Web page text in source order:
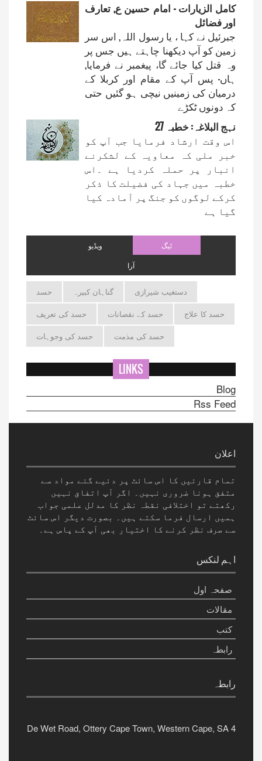
کامل الزیارات - امام حسین ع, تعارف
اور فضائل
جبرئیل نے کہا ، یا رسول اللہ, اس سر
زمین کو آپ دیکھنا چاہتے ہیں جس پر
وہ قتل کیا جائے گا، پیغمبر نے فرمایا,
ہاں- پس آپ کے مقام اور کربلا کے
درمیان کی زمینیں نیچی ہو گئیں حتی
کہ دونوں ٹکڑے
نہج البلاغہ: خطبہ 27
اس وقت ارشاد فرمایا جب آپ کو
خبر ملی کہ معاویہ کے لشکرنے
انبار پر حملہ کردیا ہے ۔اس
خطبہ میں جہاد کی فضیلت کا ذکر
کرکے لوگوں کو جنگ پر آمادہ کیا
گیا ہے
ٹیگ
ویڈیو
آرا
حسد گناہان کبیرہ
دستغیب شیرازی
حسد کی تعریف
حسد کے نقصانات
حسد کا علاج
حسد کی وجوہات
حسد کی مذمت
LINKS
Blog
Rss Feed
اعلان
تمام قارئیں کا اس سائٹ پر دئیے گئے مواد سے
متفق ہونا ضروری نہیں۔ اگر آپ اتفاق نہیں
رکھتے تو اختلافی نقطہ نظر کا مدلل علمی جواب
ہمیں ارسال فرما سکتے ہیں۔ بصورت دیگر اس سائٹ
سے صرف نظر کرنے کا اختیار بھی آپ کے پاس ہے۔
اہم لنکس
صفحہ اول
مقالات
کتب
رابطہ
رابطہ
4 De Wet Road, Ottery Cape Town, Western Cape, SA